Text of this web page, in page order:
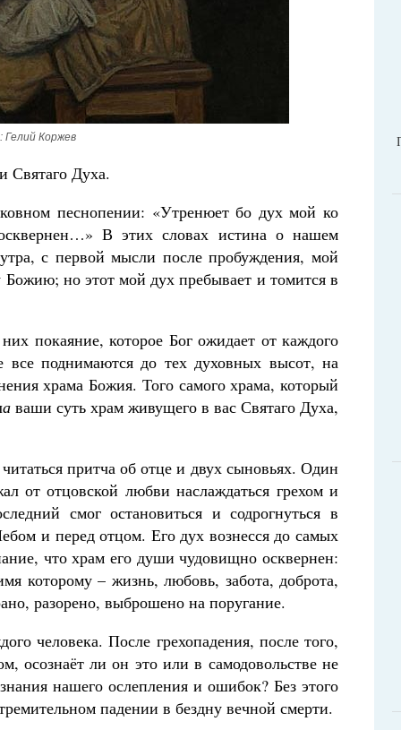
Гелий Коржев
Духа.
песнопении: «Утренюет бо дух мой ко
В этих словах истина о нашем
с первой мысли после пробуждения, мой
но этот мой дух пребывает и томится в
покаяние, которое Бог ожидает от каждого
поднимаются до тех духовных высот, на
храма Божия. Того самого храма, который
а ваши суть храм живущего в вас Святаго Духа,
притча об отце и двух сыновьях. Один
от отцовской любви наслаждаться грехом и
смог остановиться и содрогнуться в
и перед отцом. Его дух вознесся до самых
что храм его души чудовищно осквернен:
которому – жизнь, любовь, забота, доброта,
разорено, выброшено на поругание.
человека. После грехопадения, после того,
осознаёт ли он это или в самодовольстве не
нашего ослепления и ошибок? Без этого
падении в бездну вечной смерти.